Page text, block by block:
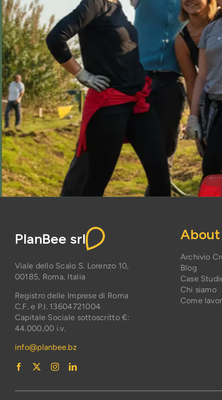
PlanBee srl
Viale dello Scalo S. Lorenzo 10,
00185, Roma, Italia
Registro delle Imprese di Roma
C.F. e P.I. 13604721004
Capitale Sociale sottoscritto €:
44.000,00 i.v.
info@planbee.bz
About
Archivio
Blog
Case
Chi siamo
Come